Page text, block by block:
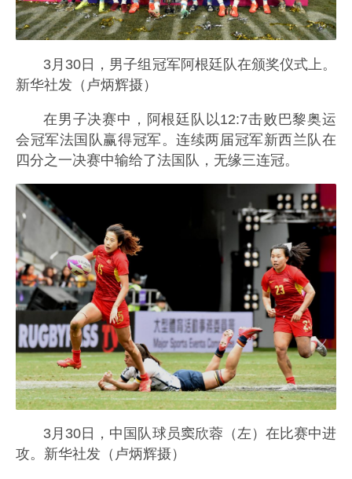
3月30日，男子组冠军阿根廷队在颁奖仪式上。
新华社发（卢炳辉摄）
在男子决赛中，阿根廷队以12:7击败巴黎奥运
会冠军法国队赢得冠军。连续两届冠军新西兰队在
四分之一决赛中输给了法国队，无缘三连冠。
3月30日，中国队球员窦欣蓉（左）在比赛中进
攻。新华社发（卢炳辉摄）